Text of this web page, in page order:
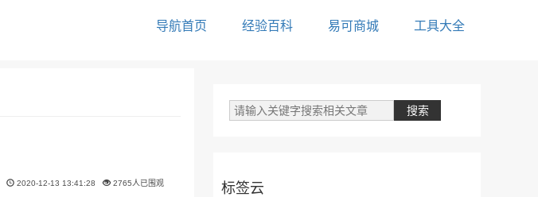
导航首页 经验百科 易可商城 工具大全
2020-12-13 13:41:28 2765人已围观 标签云